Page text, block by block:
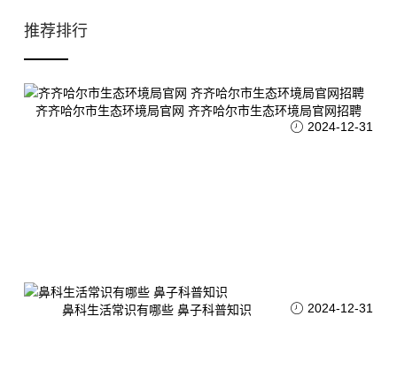
推荐排行
齐齐哈尔市生态环境局官网 齐齐哈尔市生态环境局官网招聘
2024-12-31
鼻科生活常识有哪些 鼻子科普知识 2024-12-31